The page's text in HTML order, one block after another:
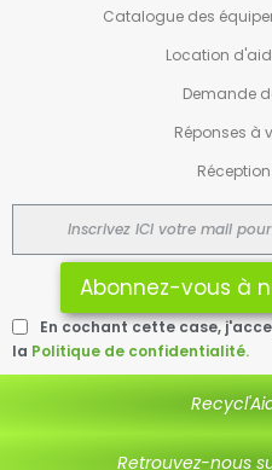
Catalogue des
Location
Demande
Réponses à
Abonnez-vous à
En cochant cette case,
la Politique de confidentialité.
Retrouvez-nous